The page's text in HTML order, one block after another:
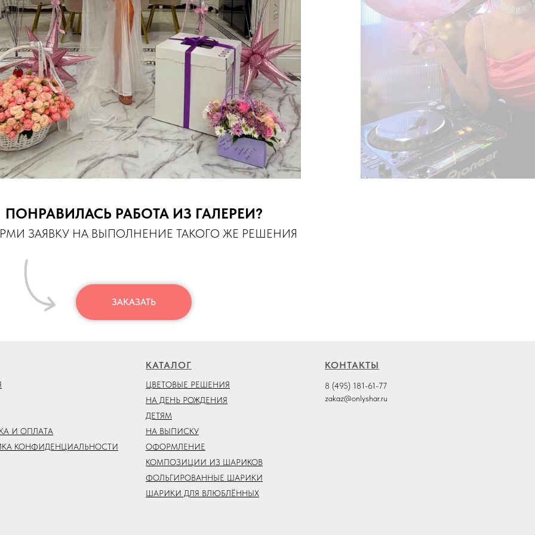
ПОНРАВИЛАСЬ РАБОТА ИЗ ГАЛЕРЕИ?
ЗАЯВКУ НА ВЫПОЛНЕНИЕ ТАКОГО ЖЕ РЕШЕНИЯ
ЗАКАЗАТЬ
И ОПЛАТА
КОНФИДЕНЦИАЛЬНОСТИ
КАТАЛОГ
ЦВЕТОВЫЕ РЕШЕНИЯ
НА ДЕНЬ РОЖДЕНИЯ
ДЕТЯМ
НА ВЫПИСКУ
ОФОРМЛЕНИЕ
КОМПОЗИЦИИ ИЗ ШАРИКОВ
ФОЛЬГИРОВАННЫЕ ШАРИКИ
ШАРИКИ ДЛЯ ВЛЮБЛЁННЫХ
КОНТАКТЫ
8 (495) 181-61-77
zakaz@onlyshar.ru